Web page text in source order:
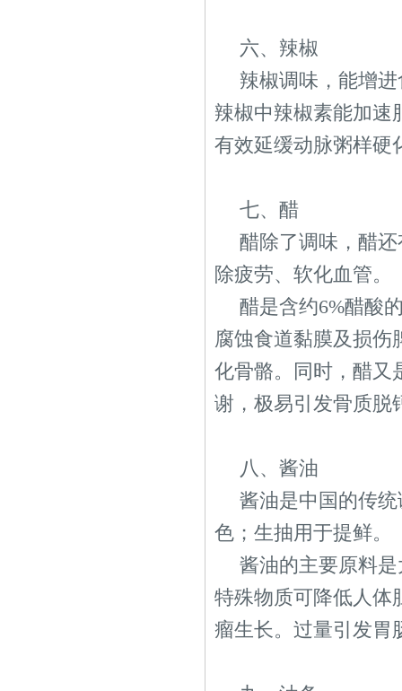
六、辣椒
辣椒调味，能增
辣椒中辣椒素能加速
有效延缓动脉粥样硬
七、醋
醋除了调味，醋
除疲劳、软化血管。
醋是含约6%醋酸
腐蚀食道黏膜及损伤
化骨骼。同时，醋又
谢，极易引发骨质脱
八、酱油
酱油是中国的传
色；生抽用于提鲜。
酱油的主要原料
特殊物质可降低人体
瘤生长。过量引发胃